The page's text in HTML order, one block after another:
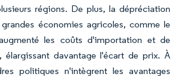
régions. De plus, la dépréciation
économies agricoles, comme le
les coûts d'importation et de
élargissant davantage l'écart de prix. À
politiques n'intègrent les avantages